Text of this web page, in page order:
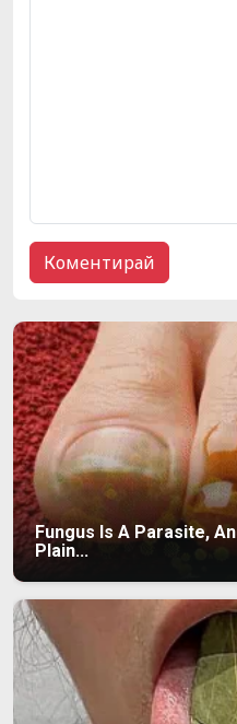
Fungus Is A Parasite,
Plain...